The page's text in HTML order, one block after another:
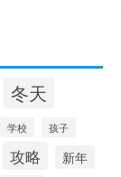
冬天
学校 孩子
攻略 新年